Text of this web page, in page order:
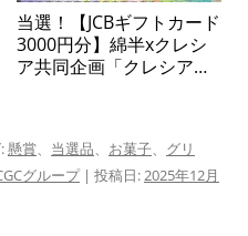
当選！【JCBギフトカード
3000円分】綿半xクレシ
ア共同企画「クレシアタ
懸賞、 当選品、 お菓子、 グリ
グループ| 投稿日:2025年12月